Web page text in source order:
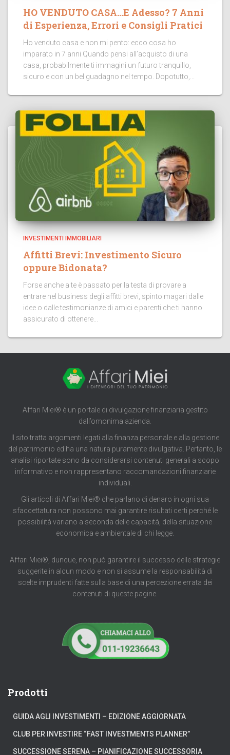
HO VENDUTO CASA…E Adesso? 7 Anni
di Esperienza, Errori e Consigli Pratici
Ho venduto casa e non mi pento: ecco cosa ho
imparato in 7 anni Quando pensi all’acquisto di una
casa, probabilmente ti immagini un futuro tranquillo,
sicuro e con un bel guadagno nel tempo. Dopotutto,...
INVESTIMENTI IMMOBILIARI
Affitti Brevi: Investimento Sicuro
oppure Bidonata?
Forse anche a te è passato per la testa di provare a
entrare nel business degli affitti brevi, spinto magari dalle
idee o dalle testimonianze di amici e parenti che ti hanno
assicurato di ottenere...
Affari Miei® è un portale di divulgazione finanziaria gestito
dall’omonima azienda.
Il sito tratta argomenti legati alla finanza personale e alla gestione
del patrimonio ed ha una natura puramente divulgativa. Pertanto, le
analisi riportate sono da considerarsi contenuti generali a scopo
informativo e non rappresentano raccomandazioni finanziarie
individuali.
Gli articoli di Affari Miei® che parlano di denaro in ogni sua
sfaccettatura non possono mai garantire risultati certi perché le
possibilità variano a seconda delle capacità, della situazione
economica e ambientale di chi legge.
Affari Miei®, dunque, non può garantire il successo delle strategie
suggerite in alcun modo e non si assume la responsabilità di
scelte imprudenti fatte sulla base di una percezione errata dei
contenuti di queste pagine.
Prodotti
GUIDA AGLI INVESTIMENTI – EDIZIONE AGGIORNATA
CLUB PER INVESTIRE “FAST INVESTMENTS PLANNER”
SUCCESSIONE SERENA – PIANIFICAZIONE SUCCESSORIA